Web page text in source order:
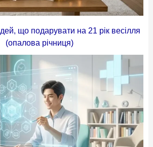
що подарувати на 21 рік весілля
(опалова річниця)